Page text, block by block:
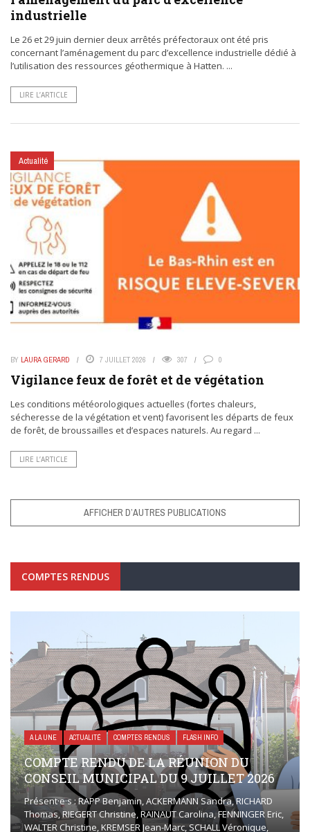
industrielle
Le 26 et 29 juin dernier deux arrêtés préfectoraux ont été pris
concernant l’aménagement du parc d’excellence industrielle dédié à
l’utilisation des ressources géothermique à Hatten. ...
LIRE L’ARTICLE
Actualité
BY LAURA GERARD 7 JUILLET 2026 307 0
Vigilance feux de forêt et de végétation
Les conditions météorologiques actuelles (fortes chaleurs,
sécheresse de la végétation et vent) favorisent les départs de feux
de forêt, de broussailles et d’espaces naturels. Au regard ...
LIRE L’ARTICLE
AFFICHER D’AUTRES PUBLICATIONS
COMPTES RENDUS
A LA UNE ACTUALITÉ COMPTES RENDUS FLASH INFO
COMPTE RENDU DE LA RÉUNION DU
CONSEIL MUNICIPAL DU 9 JUILLET 2026
Présent·e·s : RAPP Benjamin, ACKERMANN Sandra, RICHARD
Thomas, RIEGERT Christine, RAINAUT Carolina, FENNINGER Eric,
WALTER Christine, KREMSER Jean-Marc, SCHALL Véronique,